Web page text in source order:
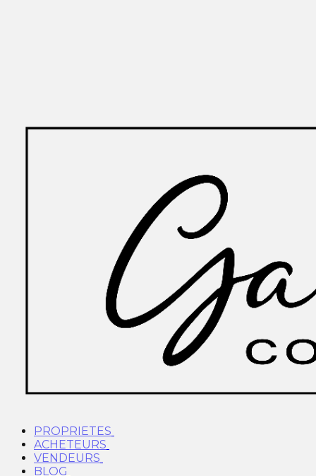
PROPRIETES
ACHETEURS
VENDEURS
BLOG